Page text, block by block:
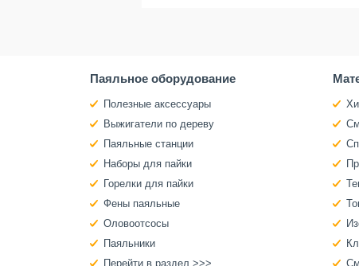
Паяльное оборудование
Полезные аксессуары
Выжигатели по дереву
Паяльные станции
Наборы для пайки
Горелки для пайки
Фены паяльные
Оловоотсосы
Паяльники
Перейти в раздел >>>